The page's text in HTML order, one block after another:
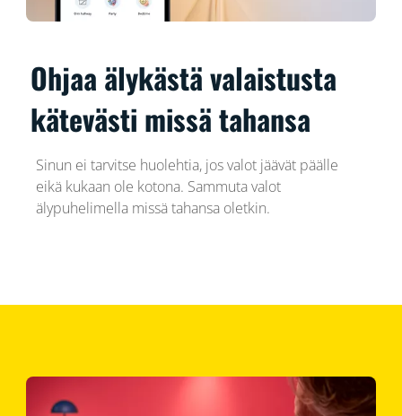
Ohjaa älykästä valaistusta
kätevästi missä tahansa
Sinun ei tarvitse huolehtia, jos valot jäävät päälle
eikä kukaan ole kotona. Sammuta valot
älypuhelimella missä tahansa oletkin.